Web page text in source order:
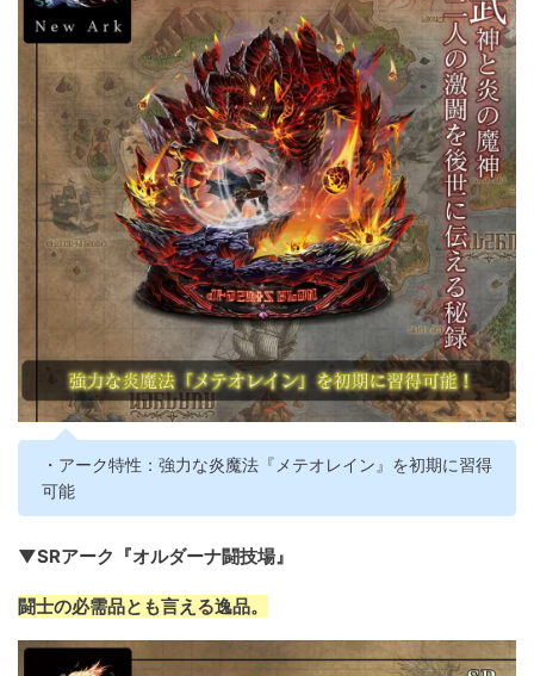
・アーク特性：強力な炎魔法『メテオレイン』を初期に習得
可能
▼SRアーク『オルダーナ闘技場』
闘士の必需品とも言える逸品。